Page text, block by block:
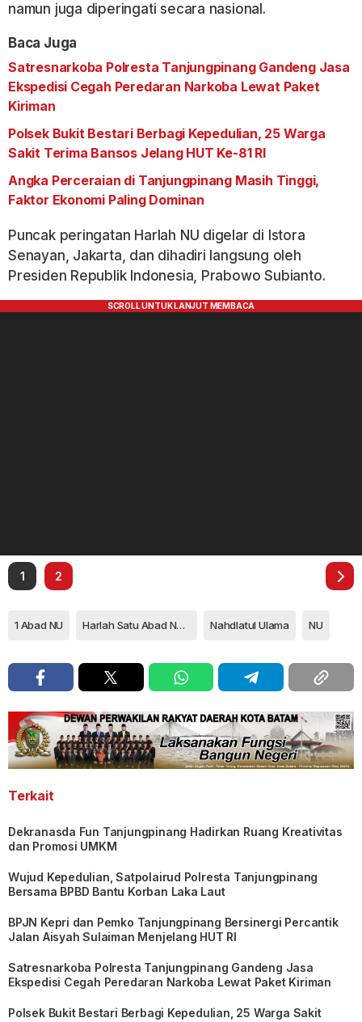
namun juga diperingati secara nasional.
Baca Juga
Satresnarkoba Polresta Tanjungpinang Gandeng Jasa
Ekspedisi Cegah Peredaran Narkoba Lewat Paket
Kiriman
Polsek Bukit Bestari Berbagi Kepedulian, 25 Warga
Sakit Terima Bansos Jelang HUT Ke-81 RI
Angka Perceraian di Tanjungpinang Masih Tinggi,
Faktor Ekonomi Paling Dominan
Puncak peringatan Harlah NU digelar di Istora
Senayan, Jakarta, dan dihadiri langsung oleh
Presiden Republik Indonesia, Prabowo Subianto.
1 2
1 Abad NU Harlah Satu Abad Nahdlatul Ulama Nahdlatul Ulama NU
Terkait
Dekranasda Fun Tanjungpinang Hadirkan Ruang Kreativitas
dan Promosi UMKM
Wujud Kepedulian, Satpolairud Polresta Tanjungpinang
Bersama BPBD Bantu Korban Laka Laut
BPJN Kepri dan Pemko Tanjungpinang Bersinergi Percantik
Jalan Aisyah Sulaiman Menjelang HUT RI
Satresnarkoba Polresta Tanjungpinang Gandeng Jasa
Ekspedisi Cegah Peredaran Narkoba Lewat Paket Kiriman
Polsek Bukit Bestari Berbagi Kepedulian, 25 Warga Sakit